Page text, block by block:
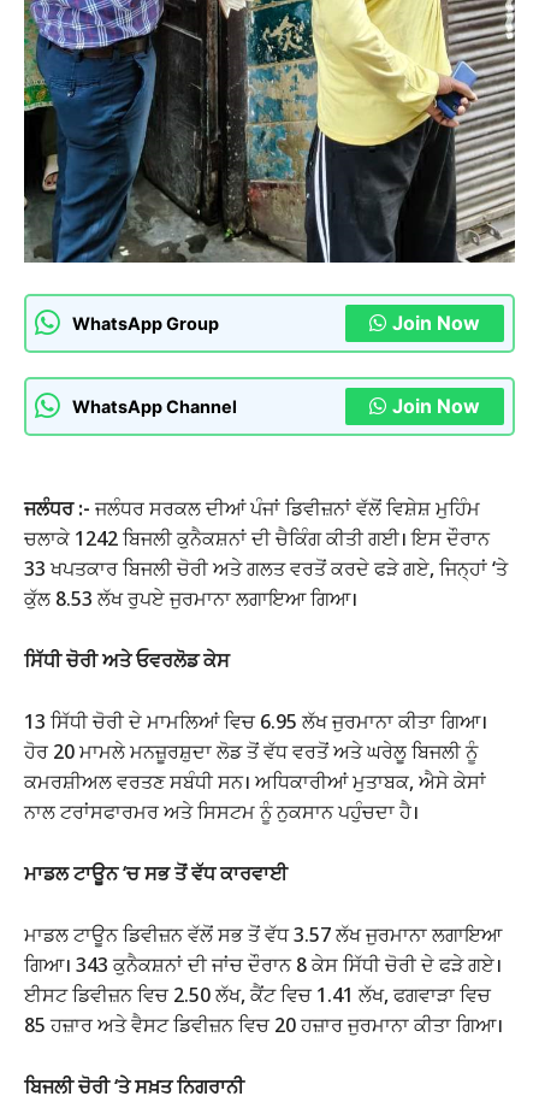
WhatsApp Group Join Now
WhatsApp Channel Join Now
ਜਲੰਧਰ :-ਜਲੰਧਰ ਸਰਕਲ ਦੀਆਂ ਪੰਜਾਂ ਡਿਵੀਜ਼ਨਾਂ ਵੱਲੋਂ ਵਿਸ਼ੇਸ਼ ਮੁਹਿੰਮ
ਚਲਾਕੇ 1242 ਬਿਜਲੀ ਕੁਨੈਕਸ਼ਨਾਂ ਦੀ ਚੈਕਿੰਗ ਕੀਤੀ ਗਈ। ਇਸ ਦੌਰਾਨ
33 ਖਪਤਕਾਰ ਬਿਜਲੀ ਚੋਰੀ ਅਤੇ ਗਲਤ ਵਰਤੋਂ ਕਰਦੇ ਫੜੇ ਗਏ, ਜਿਨ੍ਹਾਂ ‘ਤੇ
ਕੁੱਲ 8.53 ਲੱਖ ਰੁਪਏ ਜੁਰਮਾਨਾ ਲਗਾਇਆ ਗਿਆ।
ਸਿੱਧੀ ਚੋਰੀ ਅਤੇ ਓਵਰਲੋਡ ਕੇਸ
13 ਸਿੱਧੀ ਚੋਰੀ ਦੇ ਮਾਮਲਿਆਂ ਵਿਚ 6.95 ਲੱਖ ਜੁਰਮਾਨਾ ਕੀਤਾ ਗਿਆ।
ਹੋਰ 20 ਮਾਮਲੇ ਮਨਜ਼ੂਰਸ਼ੁਦਾ ਲੋਡ ਤੋਂ ਵੱਧ ਵਰਤੋਂ ਅਤੇ ਘਰੇਲੂ ਬਿਜਲੀ ਨੂੰ
ਕਮਰਸ਼ੀਅਲ ਵਰਤਣ ਸਬੰਧੀ ਸਨ। ਅਧਿਕਾਰੀਆਂ ਮੁਤਾਬਕ, ਐਸੇ ਕੇਸਾਂ
ਨਾਲ ਟਰਾਂਸਫਾਰਮਰ ਅਤੇ ਸਿਸਟਮ ਨੂੰ ਨੁਕਸਾਨ ਪਹੁੰਚਦਾ ਹੈ।
ਮਾਡਲ ਟਾਊਨ ‘ਚ ਸਭ ਤੋਂ ਵੱਧ ਕਾਰਵਾਈ
ਮਾਡਲ ਟਾਊਨ ਡਿਵੀਜ਼ਨ ਵੱਲੋਂ ਸਭ ਤੋਂ ਵੱਧ 3.57 ਲੱਖ ਜੁਰਮਾਨਾ ਲਗਾਇਆ
ਗਿਆ। 343 ਕੁਨੈਕਸ਼ਨਾਂ ਦੀ ਜਾਂਚ ਦੌਰਾਨ 8 ਕੇਸ ਸਿੱਧੀ ਚੋਰੀ ਦੇ ਫੜੇ ਗਏ।
ਈਸਟ ਡਿਵੀਜ਼ਨ ਵਿਚ 2.50 ਲੱਖ, ਕੈਂਟ ਵਿਚ 1.41 ਲੱਖ, ਫਗਵਾੜਾ ਵਿਚ
85 ਹਜ਼ਾਰ ਅਤੇ ਵੈਸਟ ਡਿਵੀਜ਼ਨ ਵਿਚ 20 ਹਜ਼ਾਰ ਜੁਰਮਾਨਾ ਕੀਤਾ ਗਿਆ।
ਬਿਜਲੀ ਚੋਰੀ ‘ਤੇ ਸਖ਼ਤ ਨਿਗਰਾਨੀ